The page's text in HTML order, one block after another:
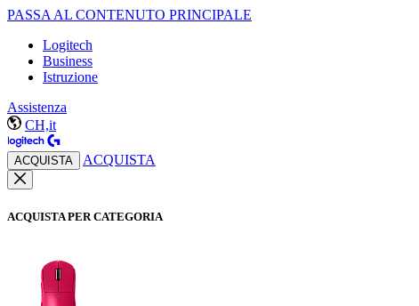
PASSA AL CONTENUTO PRINCIPALE
Logitech
Business
Istruzione
Assistenza
CH,it
ACQUISTA ACQUISTA
ACQUISTA PER CATEGORIA